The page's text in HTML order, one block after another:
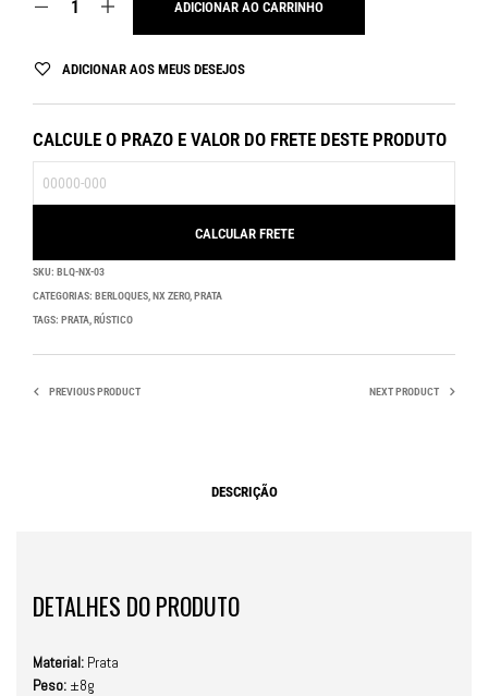
ADICIONAR AO CARRINHO
ADICIONAR AOS MEUS DESEJOS
CALCULE O PRAZO E VALOR DO FRETE DESTE PRODUTO
SKU: BLQ-NX-03
CATEGORIAS: BERLOQUES NX ZERO, PRATA
TAGS: PRATA RÚSTICO
PREVIOUS PRODUCT NEXT PRODUCT
DESCRIÇÃO
DETALHES DO PRODUTO
Material: Prata
Peso: ±8g